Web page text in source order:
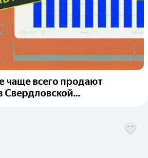
чаще всего продают
Свердловской...